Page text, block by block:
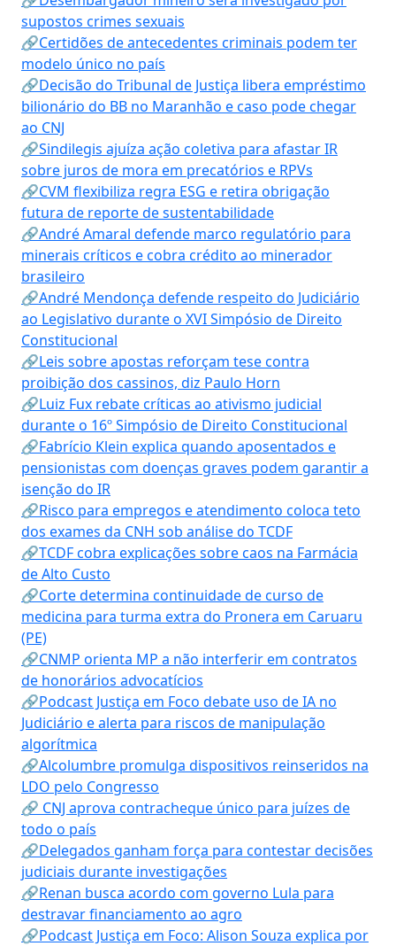
supostos crimes sexuais
🔗Certidões de antecedentes criminais podem ter
modelo único no país
🔗Decisão do Tribunal de Justiça libera empréstimo
bilionário do BB no Maranhão e caso pode chegar
ao CNJ
🔗Sindilegis ajuíza ação coletiva para afastar IR
sobre juros de mora em precatórios e RPVs
🔗CVM flexibiliza regra ESG e retira obrigação
futura de reporte de sustentabilidade
🔗André Amaral defende marco regulatório para
minerais críticos e cobra crédito ao minerador
brasileiro
🔗André Mendonça defende respeito do Judiciário
ao Legislativo durante o XVI Simpósio de Direito
Constitucional
🔗Leis sobre apostas reforçam tese contra
proibição dos cassinos, diz Paulo Horn
🔗Luiz Fux rebate críticas ao ativismo judicial
durante o 16º Simpósio de Direito Constitucional
🔗Fabrício Klein explica quando aposentados e
pensionistas com doenças graves podem garantir a
isenção do IR
🔗Risco para empregos e atendimento coloca teto
dos exames da CNH sob análise do TCDF
🔗TCDF cobra explicações sobre caos na Farmácia
de Alto Custo
🔗Corte determina continuidade de curso de
medicina para turma extra do Pronera em Caruaru
(PE)
🔗CNMP orienta MP a não interferir em contratos
de honorários advocatícios
🔗Podcast Justiça em Foco debate uso de IA no
Judiciário e alerta para riscos de manipulação
algorítmica
🔗Alcolumbre promulga dispositivos reinseridos na
LDO pelo Congresso
🔗 CNJ aprova contracheque único para juízes de
todo o país
🔗Delegados ganham força para contestar decisões
judiciais durante investigações
🔗Renan busca acordo com governo Lula para
destravar financiamento ao agro
🔗Podcast Justiça em Foco: Alison Souza explica por